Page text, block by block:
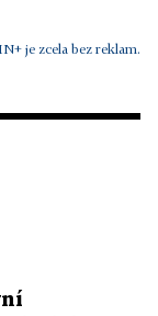
je zcela bez reklam.